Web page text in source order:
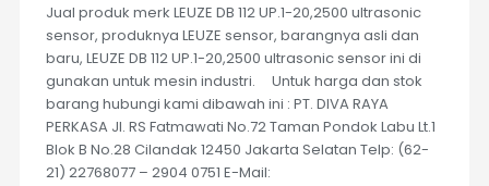
Jual produk merk LEUZE DB 112 UP.1-20,2500 ultrasonic
sensor, produknya LEUZE sensor, barangnya asli dan
baru, LEUZE DB 112 UP.1-20,2500 ultrasonic sensor ini di
gunakan untuk mesin industri. Untuk harga dan stok
barang hubungi kami dibawah ini : PT. DIVA RAYA
PERKASA Jl. RS Fatmawati No.72 Taman Pondok Labu Lt.1
Blok B No.28 Cilandak 12450 Jakarta Selatan Telp: (62-
21) 22768077 – 2904 0751 E-Mail: